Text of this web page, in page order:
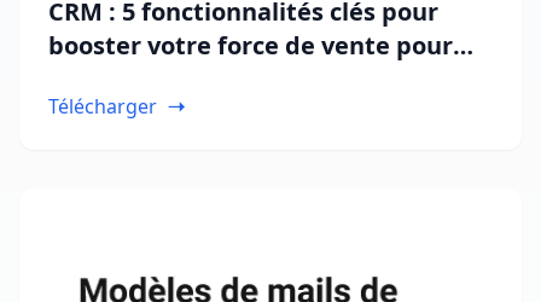
CRM : 5 fonctionnalités clés pour
booster votre force de vente pour
Télécharger